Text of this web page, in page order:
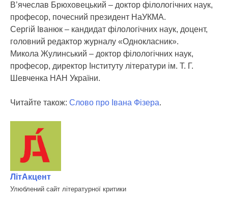
В’ячеслав Брюховецький – доктор філологічних наук,
професор, почесний президент НаУКМА.
Сергій Іванюк – кандидат філологічних наук, доцент,
головний редактор журналу «Однокласник».
Микола Жулинський – доктор філологічних наук,
професор, директор Інституту літератури ім. Т. Г.
Шевченка НАН України.
Читайте також: Слово про Івана Фізера.
ЛітАкцент
Улюблений сайт літературної критики